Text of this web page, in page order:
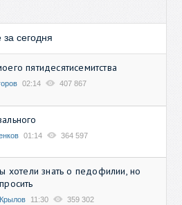
за сегодня
пятидесятисемитства
02:14 407 867
01:14 364 597
хотели знать о педофилии, но
11:30 359 302